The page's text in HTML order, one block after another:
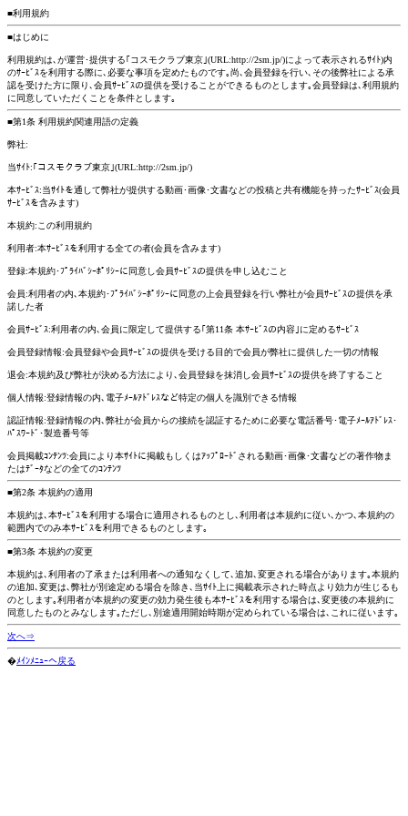
■利用規約
■はじめに
利用規約は､が運営･提供する｢コスモクラブ東京｣(URL:http://2sm.jp/)によって表示されるｻｲﾄ)内
のｻｰﾋﾞｽを利用する際に､必要な事項を定めたものです｡尚､会員登録を行い､その後弊社による承
認を受けた方に限り､会員ｻｰﾋﾞｽの提供を受けることができるものとします｡会員登録は､利用規約
に同意していただくことを条件とします｡
■第1条 利用規約関連用語の定義
弊社:
当ｻｲﾄ:｢コスモクラブ東京｣(URL:http://2sm.jp/)
本ｻｰﾋﾞｽ:当ｻｲﾄを通して弊社が提供する動画･画像･文書などの投稿と共有機能を持ったｻｰﾋﾞｽ(会員
ｻｰﾋﾞｽを含みます)
本規約:この利用規約
利用者:本ｻｰﾋﾞｽを利用する全ての者(会員を含みます)
登録:本規約･ﾌﾟﾗｲﾊﾞｼｰﾎﾟﾘｼｰに同意し会員ｻｰﾋﾞｽの提供を申し込むこと
会員:利用者の内､本規約･ﾌﾟﾗｲﾊﾞｼｰﾎﾟﾘｼｰに同意の上会員登録を行い弊社が会員ｻｰﾋﾞｽの提供を承
諾した者
会員ｻｰﾋﾞｽ:利用者の内､会員に限定して提供する｢第11条 本ｻｰﾋﾞｽの内容｣に定めるｻｰﾋﾞｽ
会員登録情報:会員登録や会員ｻｰﾋﾞｽの提供を受ける目的で会員が弊社に提供した一切の情報
退会:本規約及び弊社が決める方法により､会員登録を抹消し会員ｻｰﾋﾞｽの提供を終了すること
個人情報:登録情報の内､電子ﾒｰﾙｱﾄﾞﾚｽなど特定の個人を識別できる情報
認証情報:登録情報の内､弊社が会員からの接続を認証するために必要な電話番号･電子ﾒｰﾙｱﾄﾞﾚｽ･
ﾊﾟｽﾜｰﾄﾞ･製造番号等
会員掲載ｺﾝﾃﾝﾂ:会員により本ｻｲﾄに掲載もしくはｱｯﾌﾟﾛｰﾄﾞされる動画･画像･文書などの著作物ま
たはﾃﾞｰﾀなどの全てのｺﾝﾃﾝﾂ
■第2条 本規約の適用
本規約は､本ｻｰﾋﾞｽを利用する場合に適用されるものとし､利用者は本規約に従い､かつ､本規約の
範囲内でのみ本ｻｰﾋﾞｽを利用できるものとします｡
■第3条 本規約の変更
本規約は､利用者の了承または利用者への通知なくして､追加､変更される場合があります｡本規約
の追加､変更は､弊社が別途定める場合を除き､当ｻｲﾄ上に掲載表示された時点より効力が生じるも
のとします｡利用者が本規約の変更の効力発生後も本ｻｰﾋﾞｽを利用する場合は､変更後の本規約に
同意したものとみなします｡ただし､別途適用開始時期が定められている場合は､これに従います｡
次へ⇒
�ﾒｲﾝﾒﾆｭｰへ戻る